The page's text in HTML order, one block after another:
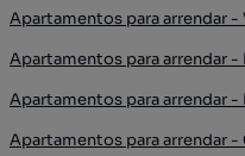
Apartamentos para arrendar -
Apartamentos para arrendar -
Apartamentos para arrendar -
Apartamentos para arrendar -